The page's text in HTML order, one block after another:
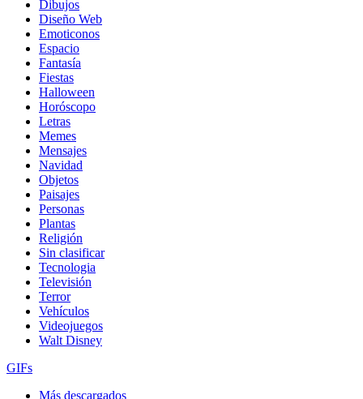
Dibujos
Diseño Web
Emoticonos
Espacio
Fantasía
Fiestas
Halloween
Horóscopo
Letras
Memes
Mensajes
Navidad
Objetos
Paisajes
Personas
Plantas
Religión
Sin clasificar
Tecnologia
Televisión
Terror
Vehículos
Videojuegos
Walt Disney
GIFs
Más descargados